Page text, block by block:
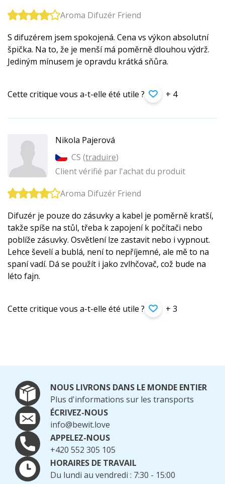
Aroma Difuzér Friend
S difuzérem jsem spokojená. Cena vs výkon absolutní
špička. Na to, že je menší má poměrně dlouhou výdrž.
Jediným mínusem je opravdu krátká sňůra.
Cette critique vous a-t-elle été utile ? + 4
Nikola Pajerová
CS (traduire)
Client vérifié par l'achat du produit
Aroma Difuzér Friend
Difuzér je pouze do zásuvky a kabel je poměrně kratší,
takže spíše na stůl, třeba k zapojení k počítači nebo
poblíže zásuvky. Osvětlení lze zastavit nebo i vypnout.
Lehce ševelí a bublá, není to nepříjemné, ale mě to na
spaní vadí. Dá se použít i jako zvlhčovač, což bude na
léto fajn.
Cette critique vous a-t-elle été utile ? + 3
NOUS LIVRONS DANS LE MONDE ENTIER
Plus d'informations sur les transports
ÉCRIVEZ-NOUS
info@bewit.love
APPELEZ-NOUS
+420 552 305 105
HORAIRES DE TRAVAIL
Du lundi au vendredi : 7:30 - 15:00